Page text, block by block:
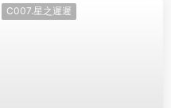
C007.星之遲遲